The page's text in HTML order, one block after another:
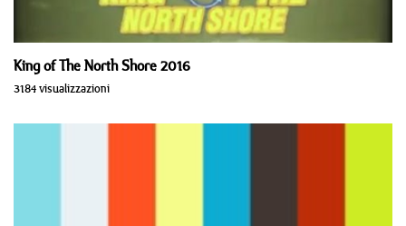
King of The North Shore 2016
3184 visualizzazioni